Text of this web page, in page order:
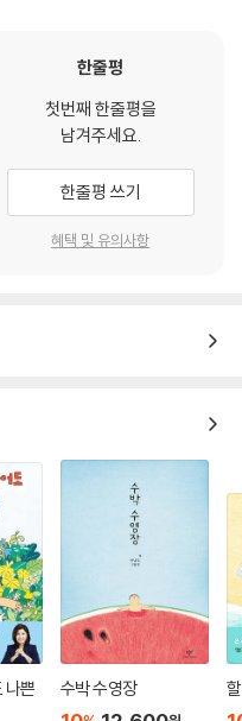
물론 칠게, 방게, 말똥게, 세스
럼 생소한 생물들까지 다양한
다닐 수 있는 갯강구를 정찰병
분에 따라서 독자는 자연스럽게
다.
하지만, 간척 사업이나 해양
습니다. 갯벌을 삶의 터전으로
으로써 갯벌이라는 공간이 과
한줄평
첫번째 한줄평을
남겨주세요.
한줄평 쓰기
혜택 및 유의사항
나쁜
수박 수영장